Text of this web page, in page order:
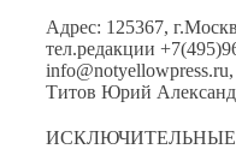
Адрес: 125367,
тел.редакции
Титов Юрий